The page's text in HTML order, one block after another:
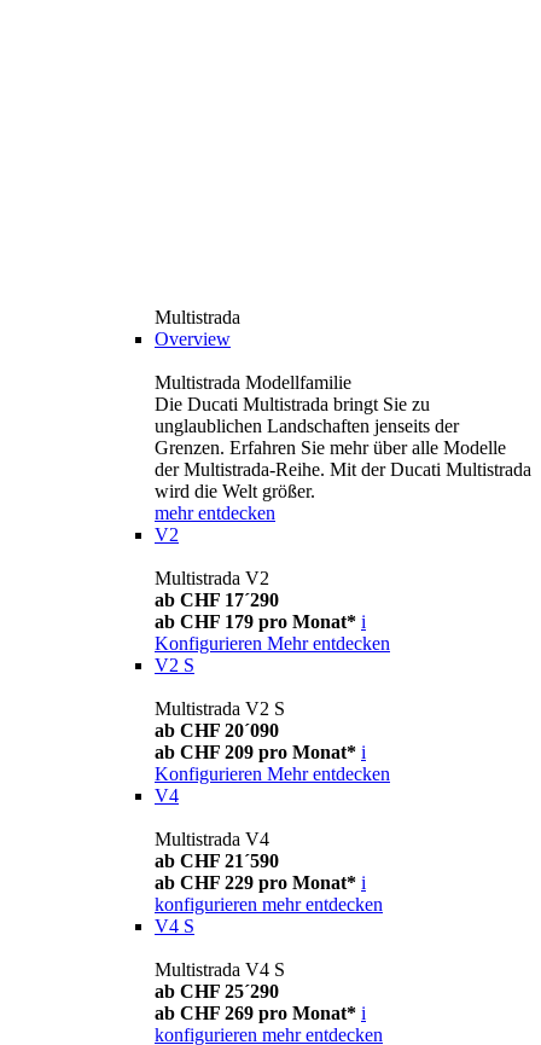
Multistrada
Overview
Multistrada Modellfamilie
Die Ducati Multistrada bringt Sie zu
unglaublichen Landschaften jenseits der
Grenzen. Erfahren Sie mehr über alle Modelle
der Multistrada-Reihe. Mit der Ducati Multistrada
wird die Welt größer.
mehr entdecken
V2
Multistrada V2
ab CHF 17´290
ab CHF 179 pro Monat* i
Konfigurieren Mehr entdecken
V2 S
Multistrada V2 S
ab CHF 20´090
ab CHF 209 pro Monat* i
Konfigurieren Mehr entdecken
V4
Multistrada V4
ab CHF 21´590
ab CHF 229 pro Monat* i
konfigurieren mehr entdecken
V4 S
Multistrada V4 S
ab CHF 25´290
ab CHF 269 pro Monat* i
konfigurieren mehr entdecken